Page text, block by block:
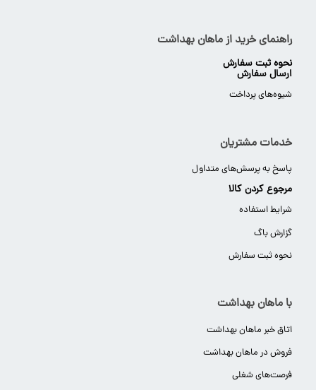
راهنمای خرید از ماهان بهداشت
نحوه ثبت سفارش
ارسال سفارش
شیوه‌های پرداخت
خدمات مشتریان
پاسخ به پرسش‌های متداول
مرجوع کردن کالا
شرایط استفاده
گزارش باگ
نحوه ثبت سفارش
با ماهان بهداشت
اتاق خبر ماهان بهداشت
فروش در ماهان بهداشت
فرصت‌های شغلی